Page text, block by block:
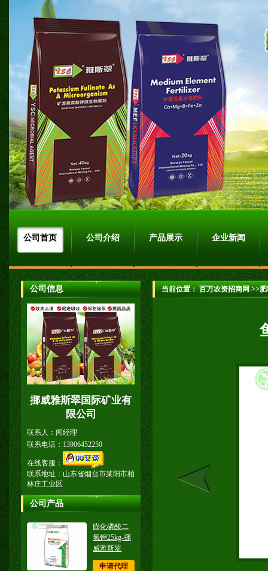
公司首页 公司介绍 产品展示 企业新闻
公司信息
挪威雅斯翠国际矿业有
限公司
联系人：闻经理
联系电话：13906452250
在线客服：
联系地址：山东省烟台市莱阳市柏
林庄工业区
公司产品
膨化磷酸二
氢钾25kg-挪
威雅斯翠
申请代理
当前位置：百万农资招商网>>肥